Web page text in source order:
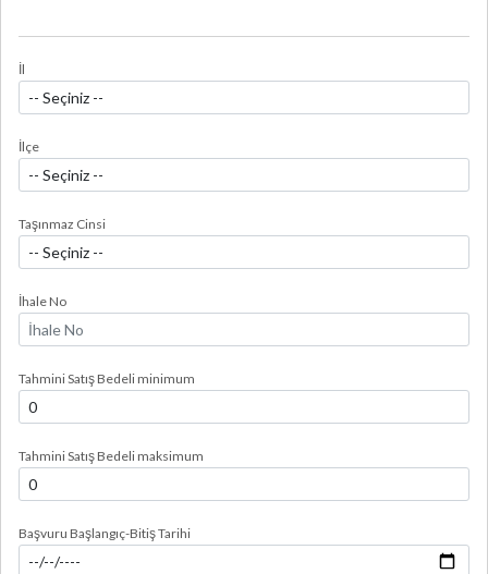
İl
İlçe
Taşınmaz Cinsi
İhale No
Tahmini Satış Bedeli minimum
Tahmini Satış Bedeli maksimum
Başvuru Başlangıç-Bitiş Tarihi